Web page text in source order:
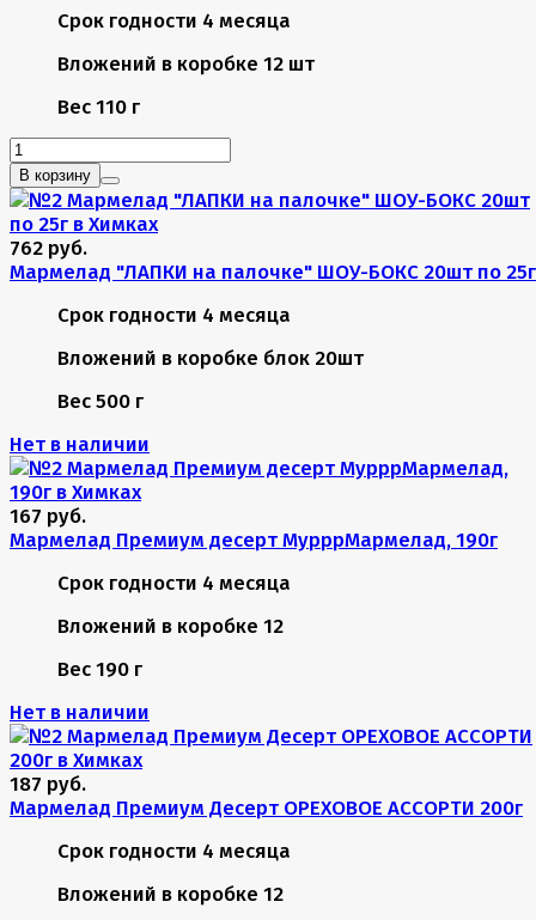
Срок годности 4 месяца
Вложений в коробке 12 шт
Вес 110 г
В корзину
762 руб.
Мармелад "ЛАПКИ на палочке" ШОУ-БОКС 20шт по 25г
Срок годности 4 месяца
Вложений в коробке блок 20шт
Вес 500 г
Нет в наличии
167 руб.
Мармелад Премиум десерт МурррМармелад, 190г
Срок годности 4 месяца
Вложений в коробке 12
Вес 190 г
Нет в наличии
187 руб.
Мармелад Премиум Десерт ОРЕХОВОЕ АССОРТИ 200г
Срок годности 4 месяца
Вложений в коробке 12